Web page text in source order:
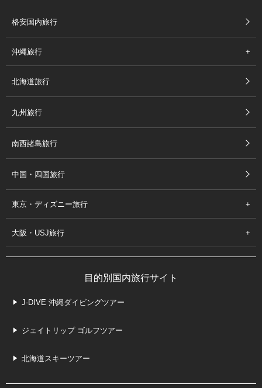
格安国内旅行
沖縄旅行
北海道旅行
九州旅行
南西諸島旅行
中国・四国旅行
東京・ディズニー旅行
大阪・USJ旅行
目的別国内旅行サイト
J-DIVE 沖縄ダイビングツアー
ジェイトリップ ゴルフツアー
北海道スキーツアー